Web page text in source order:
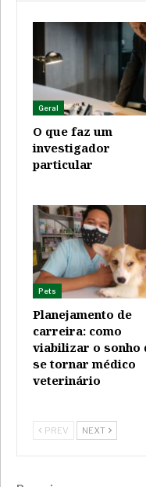
Geral
O que faz um
investigador
particular
Pets
Planejamento de
carreira: como
viabilizar o sonho
se tornar médico
veterinário
PREV NEXT